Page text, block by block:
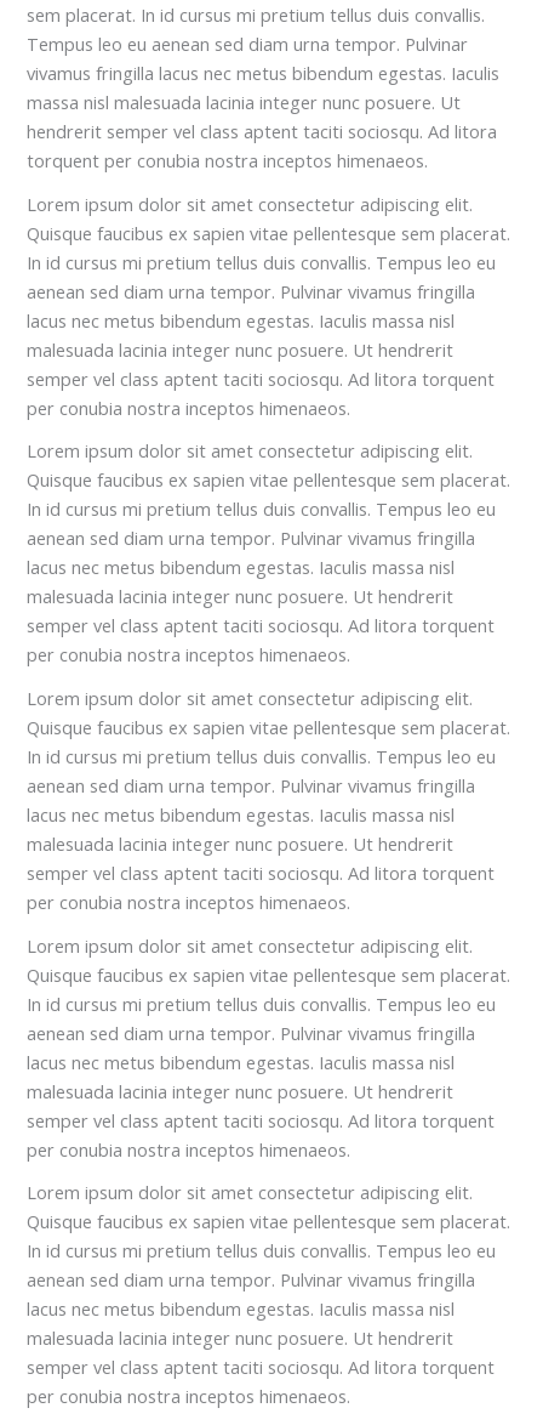
sem placerat. In id cursus mi pretium tellus duis convallis.
Tempus leo eu aenean sed diam urna tempor. Pulvinar
vivamus fringilla lacus nec metus bibendum egestas. Iaculis
massa nisl malesuada lacinia integer nunc posuere. Ut
hendrerit semper vel class aptent taciti sociosqu. Ad litora
torquent per conubia nostra inceptos himenaeos.
Lorem ipsum dolor sit amet consectetur adipiscing elit.
Quisque faucibus ex sapien vitae pellentesque sem placerat.
In id cursus mi pretium tellus duis convallis. Tempus leo eu
aenean sed diam urna tempor. Pulvinar vivamus fringilla
lacus nec metus bibendum egestas. Iaculis massa nisl
malesuada lacinia integer nunc posuere. Ut hendrerit
semper vel class aptent taciti sociosqu. Ad litora torquent
per conubia nostra inceptos himenaeos.
Lorem ipsum dolor sit amet consectetur adipiscing elit.
Quisque faucibus ex sapien vitae pellentesque sem placerat.
In id cursus mi pretium tellus duis convallis. Tempus leo eu
aenean sed diam urna tempor. Pulvinar vivamus fringilla
lacus nec metus bibendum egestas. Iaculis massa nisl
malesuada lacinia integer nunc posuere. Ut hendrerit
semper vel class aptent taciti sociosqu. Ad litora torquent
per conubia nostra inceptos himenaeos.
Lorem ipsum dolor sit amet consectetur adipiscing elit.
Quisque faucibus ex sapien vitae pellentesque sem placerat.
In id cursus mi pretium tellus duis convallis. Tempus leo eu
aenean sed diam urna tempor. Pulvinar vivamus fringilla
lacus nec metus bibendum egestas. Iaculis massa nisl
malesuada lacinia integer nunc posuere. Ut hendrerit
semper vel class aptent taciti sociosqu. Ad litora torquent
per conubia nostra inceptos himenaeos.
Lorem ipsum dolor sit amet consectetur adipiscing elit.
Quisque faucibus ex sapien vitae pellentesque sem placerat.
In id cursus mi pretium tellus duis convallis. Tempus leo eu
aenean sed diam urna tempor. Pulvinar vivamus fringilla
lacus nec metus bibendum egestas. Iaculis massa nisl
malesuada lacinia integer nunc posuere. Ut hendrerit
semper vel class aptent taciti sociosqu. Ad litora torquent
per conubia nostra inceptos himenaeos.
Lorem ipsum dolor sit amet consectetur adipiscing elit.
Quisque faucibus ex sapien vitae pellentesque sem placerat.
In id cursus mi pretium tellus duis convallis. Tempus leo eu
aenean sed diam urna tempor. Pulvinar vivamus fringilla
lacus nec metus bibendum egestas. Iaculis massa nisl
malesuada lacinia integer nunc posuere. Ut hendrerit
semper vel class aptent taciti sociosqu. Ad litora torquent
per conubia nostra inceptos himenaeos.